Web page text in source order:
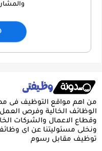
من اهم مواقع التوظيف فى
الوظائف الخالية وفرص
وقطاع الاعمال والشركات
ونخلى مسئوليتنا عن اى
توظيف مقابل رسوم